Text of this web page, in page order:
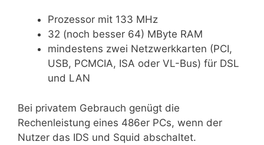
Prozessor mit 133 MHz
32 (noch besser 64) MByte RAM
mindestens zwei Netzwerkkarten (PCI,
USB, PCMCIA, ISA oder VL-Bus) für DSL
und LAN
Bei privatem Gebrauch genügt die
Rechenleistung eines 486er PCs, wenn der
Nutzer das IDS und Squid abschaltet.